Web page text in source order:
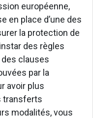
européenne,
en place d’une des
la protection de
des règles
des clauses
par la
avoir plus
transferts
modalités, vous